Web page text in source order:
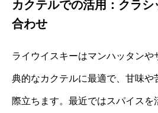
カクテルでの活用：クラ
合わせ
ライウイスキーはマンハッタンや
典的なカクテルに最適で、甘味や
際立ちます。最近ではスパイスを